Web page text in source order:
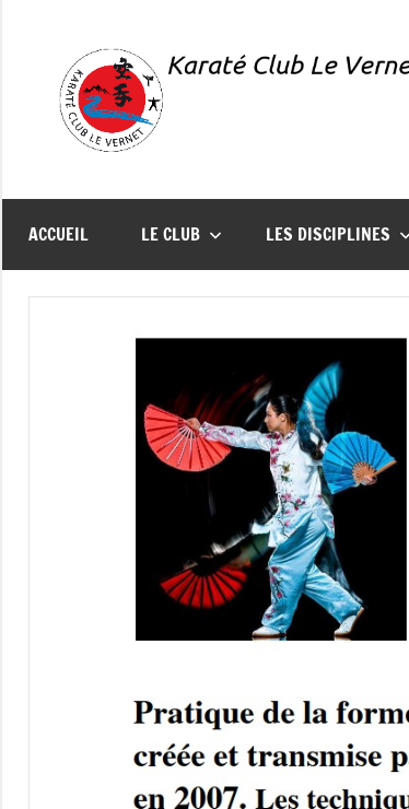
contenu
Karaté
Club
Le
du
Karaté
ACCUEIL LE CLUB LES DISCIPLINES